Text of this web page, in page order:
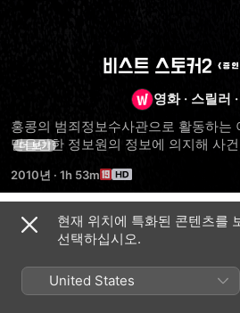
비스트
스토커
2:
두
번째
이야기
영화 · 스릴러 ·
홍콩의 범죄정보수사관으로 활동하는
믿을만한 정보원의 정보에 의지해 사
다행히 정보원은 목숨은 건지지만 중상
되고, 이로 인해 아돈은 충격과 트라우
후, 보석상 전문 도둑인 바비를 잡기 위
범죄자 고스트를 자신의 도주용 운전
더 보기
2010년 · 1h 53m
관련 콘텐츠
스토커
현재 위치에 특화된 콘텐츠를
선택하십시오.
United States